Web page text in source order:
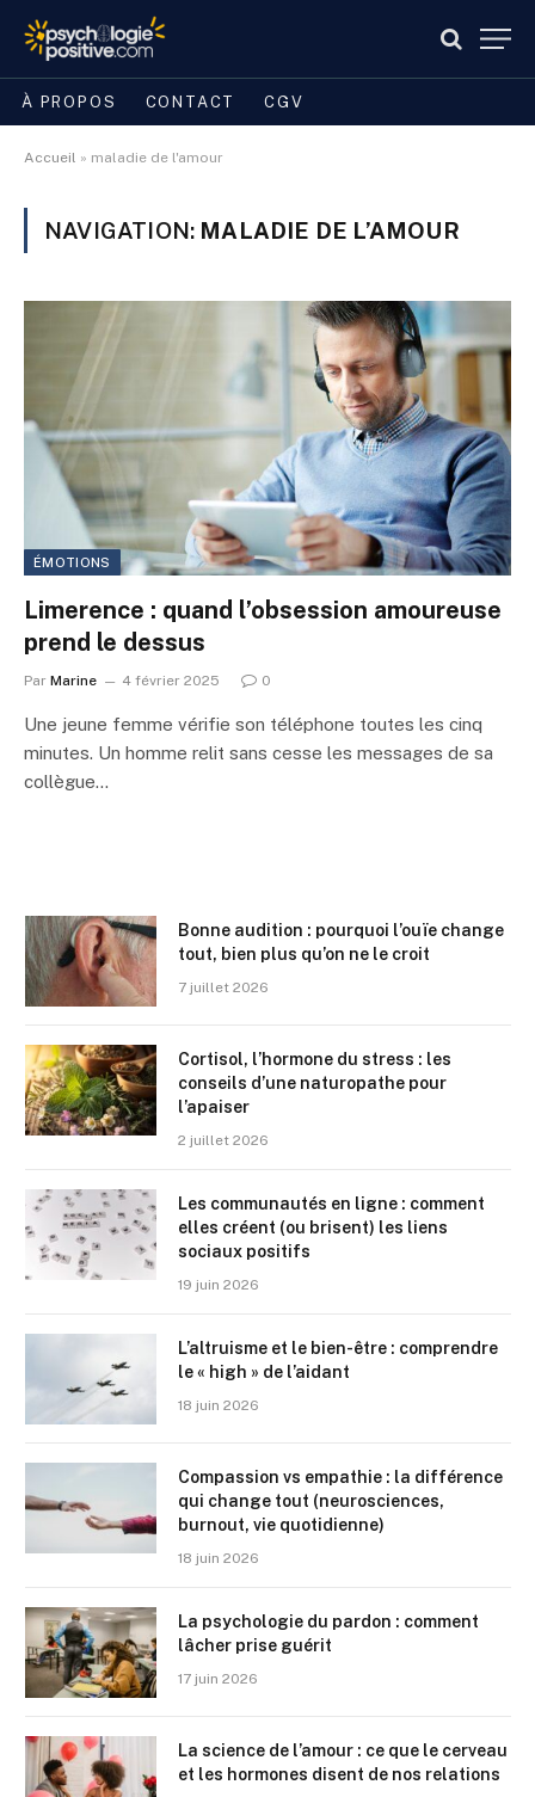
À PROPOS CONTACT CGV
Accueil » maladie de l'amour
NAVIGATION: MALADIE DE L’AMOUR
ÉMOTIONS
Limerence : quand l’obsession amoureuse
prend le dessus
Par Marine 4 février 2025 0
Une jeune femme vérifie son téléphone toutes les cinq
minutes. Un homme relit sans cesse les messages de sa
collègue…
Bonne audition : pourquoi l’ouïe change
tout, bien plus qu’on ne le croit
7 juillet 2026
Cortisol, l’hormone du stress : les
conseils d’une naturopathe pour
l’apaiser
2 juillet 2026
Les communautés en ligne : comment
elles créent (ou brisent) les liens
sociaux positifs
19 juin 2026
L’altruisme et le bien-être : comprendre
le « high » de l’aidant
18 juin 2026
Compassion vs empathie : la différence
qui change tout (neurosciences,
burnout, vie quotidienne)
18 juin 2026
La psychologie du pardon : comment
lâcher prise guérit
17 juin 2026
La science de l’amour : ce que le cerveau
et les hormones disent de nos relations